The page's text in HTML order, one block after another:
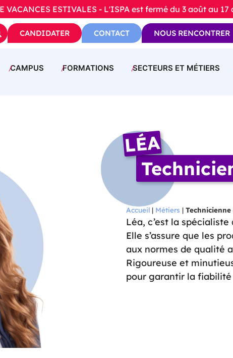
VACANCES ESTIVALES - L'ISPA est fermé du 3 août au
CANDIDATER CONTACT NOUS RENCONTRER
CAMPUS FORMATIONS SECTEURS ET MÉTIERS
LÉA
Accueil | Métiers | Technicienne
Léa, c’est la
Elle s’assure que les
aux normes de qualité
Rigoureuse et
pour garantir la